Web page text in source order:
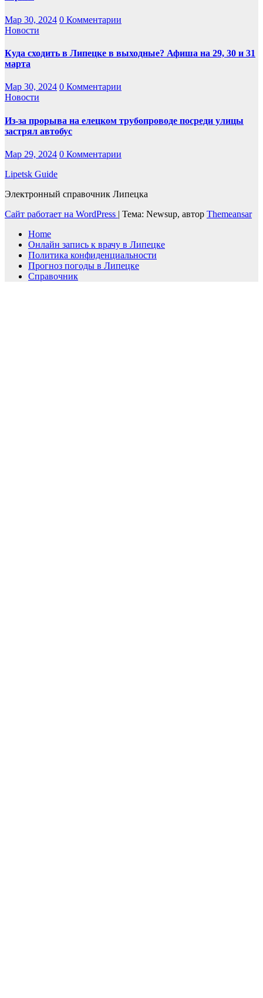
Мар 30, 2024 0 Комментарии
Новости
Куда сходить в Липецке в выходные? Афиша на 29, 30 и 31
марта
Мар 30, 2024 0 Комментарии
Новости
Из-за прорыва на елецком трубопроводе посреди улицы
застрял автобус
Мар 29, 2024 0 Комментарии
Lipetsk Guide
Электронный справочник Липецка
Сайт работает на WordPress | Тема: Newsup, автор Themeansar
Home
Онлайн запись к врачу в Липецке
Политика конфиденциальности
Прогноз погоды в Липецке
Справочник